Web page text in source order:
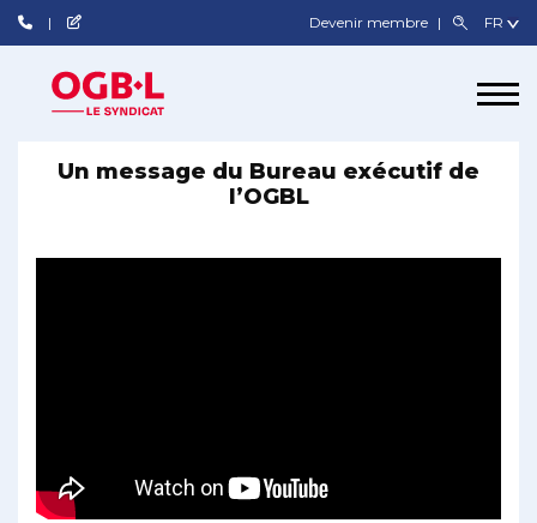
Devenir membre
Un message du Bureau exécutif de
l’OGBL